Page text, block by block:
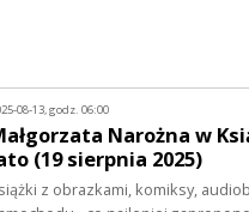
08-13, godz. 06:00
Narożna w
(19 sierpnia 2025)
z obrazkami, komiksy,